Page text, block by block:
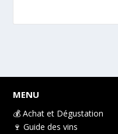
MENU
💰 Achat et Dégustation
🍷 Guide des vins